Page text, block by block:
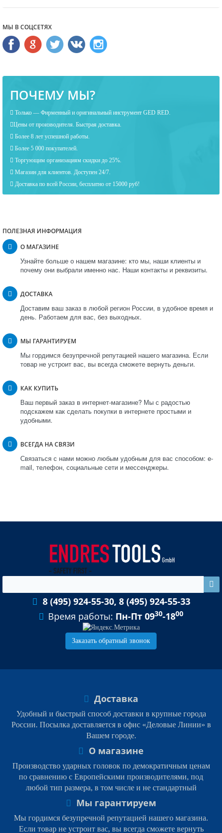
МЫ В СОЦСЕТЯХ
ПОЧЕМУ МЫ?
Только — Фирменный и оригинальный инструмент GED RED.
Цены от производителя. Быстрая доставка.
Более 8 лет успешной работы.
Более 5 000 покупателей.
Торгующим организациям скидки до 25%.
Магазин для клиентов. Доступен 24/7.
Доставка по всей России, бесплатно от 15000 руб!
ПОЛЕЗНАЯ ИНФОРМАЦИЯ
О МАГАЗИНЕ
Узнайте больше о нашем магазине: кто мы, наши клиенты и
почему они выбрали именно нас. Наши контакты и реквизиты.
ДОСТАВКА
Доставим ваш заказ в любой регион России, в удобное время и
день. Работаем для вас, без выходных.
МЫ ГАРАНТИРУЕМ
Мы гордимся безупречной репутацией нашего магазина. Если
товар не устроит вас, вы всегда сможете вернуть деньги.
КАК КУПИТЬ
Ваш первый заказ в интернет-магазине? Мы с радостью
подскажем как сделать покупки в интернете простыми и
удобными.
ВСЕГДА НА СВЯЗИ
Связаться с нами можно любым удобным для вас способом: e-
mail, телефон, социальные сети и мессенджеры.
8 (495) 924-55-30, 8 (495) 924-55-33
Время работы: Пн-Пт 0930-1800
Заказать обратный звонок
Доставка
Удобный и быстрый способ доставки в крупные города
России. Посылка доставляется в офис «Деловые Линии» в
Вашем городе.
О магазине
Производство ударных головок по демократичным ценам
по сравнению с Европейскими производителями, под
любой тип размера, в том числе и не стандартный
Мы гарантируем
Мы гордимся безупречной репутацией нашего магазина.
Если товар не устроит вас, вы всегда сможете вернуть